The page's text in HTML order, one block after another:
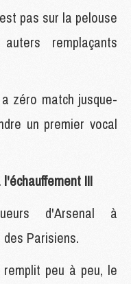
pas sur la pelouse
remplaçants
zéro match jusque-
un premier vocal
!!!
d'Arsenal à
Parisiens.
peu à peu, le